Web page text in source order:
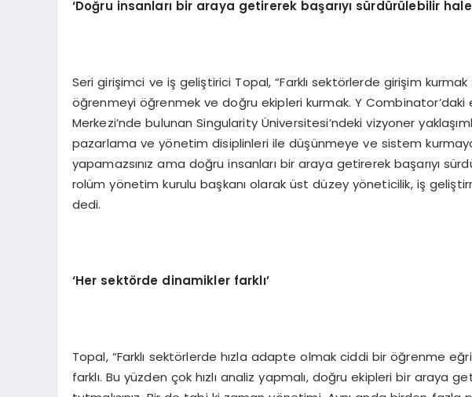
‘Doğru insanları bir araya getirerek başarıyı sürdürülebilir
Seri girişimci ve iş geliştirici Topal, “Farklı sektörlerde girişim
öğrenmeyi öğrenmek ve doğru ekipleri kurmak. Y Combinator’daki
Merkezi’nde bulunan Singularity Üniversitesi’ndeki vizyoner
pazarlama ve yönetim disiplinleri ile düşünmeye ve sistem
yapamazsınız ama doğru insanları bir araya getirerek başarıyı
rolüm yönetim kurulu başkanı olarak üst düzey yöneticilik, iş
dedi.
‘Her sektörde dinamikler farklı’
Topal, “Farklı sektörlerde hızla adapte olmak ciddi bir öğrenme
farklı. Bu yüzden çok hızlı analiz yapmalı, doğru ekipleri bir araya